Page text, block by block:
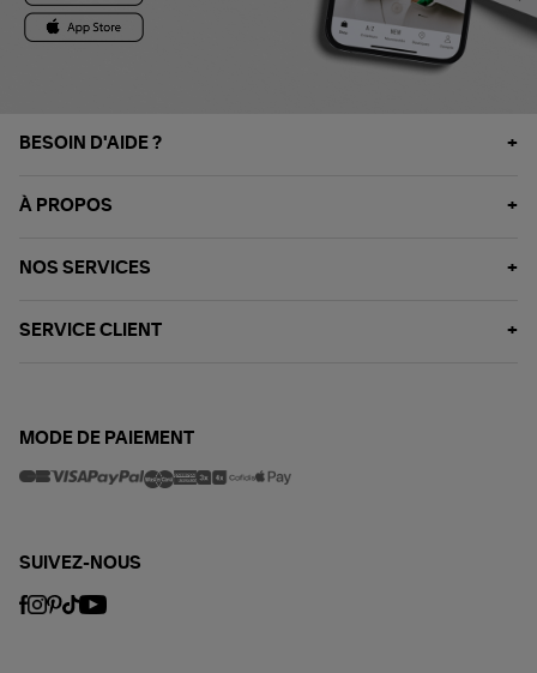
BESOIN D'AIDE ?
À PROPOS
NOS SERVICES
SERVICE CLIENT
MODE DE PAIEMENT
SUIVEZ-NOUS